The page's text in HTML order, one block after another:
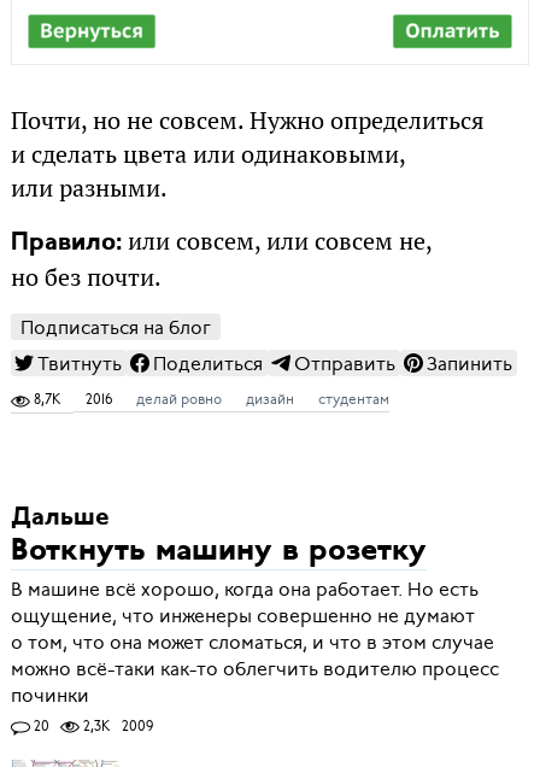
Почти, но не совсем. Нужно определиться
и сделать цвета или одинаковыми,
или разными.
Правило:или совсем, или совсем не,
но без почти.
Подписаться на блог
Твитнуть
Поделиться Отправить Запинить
8,7K 2016 делай ровно дизайн студентам
Дальше
Воткнуть машину в розетку
В машине всё хорошо, когда она работает. Но есть
ощущение, что инженеры совершенно не думают
о том, что она может сломаться, и что в этом случае
можно всё-таки как-то облегчить водителю процесс
починки
20 2,3K 2009